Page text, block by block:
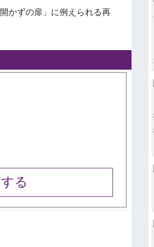
かずの扉」に例えられる再
る